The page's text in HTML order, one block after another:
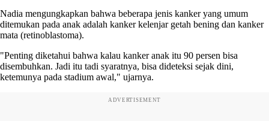
Nadia mengungkapkan bahwa beberapa jenis kanker yang umum
ditemukan pada anak adalah kanker kelenjar getah bening dan kanker
mata (retinoblastoma).
"Penting diketahui bahwa kalau kanker anak itu 90 persen bisa
disembuhkan. Jadi itu tadi syaratnya, bisa dideteksi sejak dini,
ketemunya pada stadium awal," ujarnya.
ADVERTISEMENT